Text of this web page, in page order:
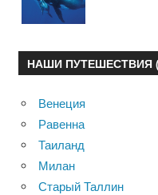
НАШИ ПУТЕШЕСТВИЯ
Венеция
Равенна
Таиланд
Милан
Старый Таллин